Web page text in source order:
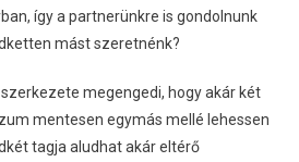
így a partnerünkre is gondolnunk
mást szeretnénk?
megengedi, hogy akár két
mentesen egymás mellé lehessen
tagja aludhat akár eltérő